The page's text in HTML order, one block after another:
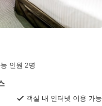
인원 2명
객실 내 인터넷 이용 가능